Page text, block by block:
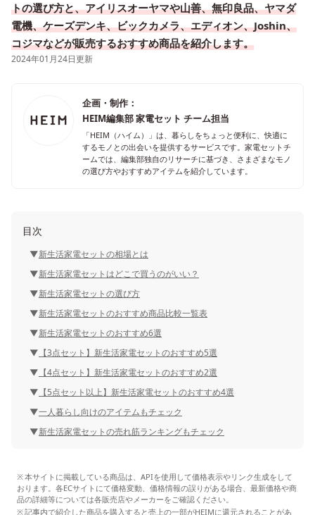
トの選び方と、アイリスオーヤマや山善、無印良品、ヤマダ
電機、ケーズデンキ、ビックカメラ、エディオン、Joshin、
コジマなどが販売するおすすめ商品を紹介します。
2024年01月24日更新
企画・制作：
HEIM編集部 家電セット チーム担当
「HEIM（ハイム）」は、暮らしをちょっと便利に、快適に
するモノとの出会いを提供するサービスです。家電セットチ
ームでは、編集部独自のリサーチに基づき、さまざまなモノ
の選び方やおすすめアイテムを紹介しています。
目次
新生活家電セットの相場とは
新生活家電セットはどこで買うのがいい？
新生活家電セットの選び方
新生活家電セットのおすすめ商品比較一覧表
新生活家電セットのおすすめ6選
【3点セット】新生活家電セットのおすすめ5選
【4点セット】新生活家電セットのおすすめ2選
【5点セット以上】新生活家電セットのおすすめ4選
一人暮らし向けのアイテムもチェック
新生活家電セットの売れ筋ランキングもチェック
本サイトに掲載している商品は、APIを使用して価格表示やリンク生成をして
おります。各ECサイトにて価格変動、価格情報の誤りがある場合、最新価格や商
品の詳細等については各販売店やメーカーをご確認ください。
記事内で紹介した商品を購入すると売上の一部がHEIMに還元されることがあ